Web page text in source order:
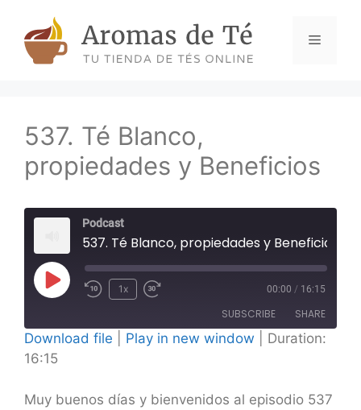
content
Menu
537. Té Blanco,
propiedades y Beneficios
Podcast
537. Té Blanco, propiedades y Beneficios
Play
1x 00:00 / 16:15
SUBSCRIBE SHARE
SHARE
LINK
Download file Play in new window
Duration:
16:15
Muy buenos días y bienvenidos al episodio 537